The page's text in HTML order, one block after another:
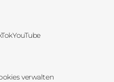
YouTube
verwalten